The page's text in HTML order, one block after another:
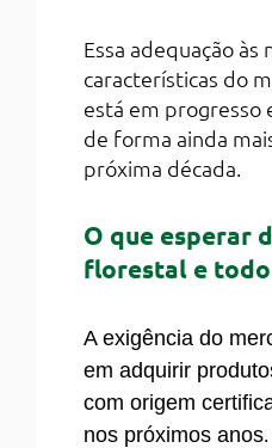
Essa adequação às
características do
está em progresso
de forma ainda
próxima década.
O que esperar
florestal e todo
A exigência do
em adquirir
com origem
nos próximos anos